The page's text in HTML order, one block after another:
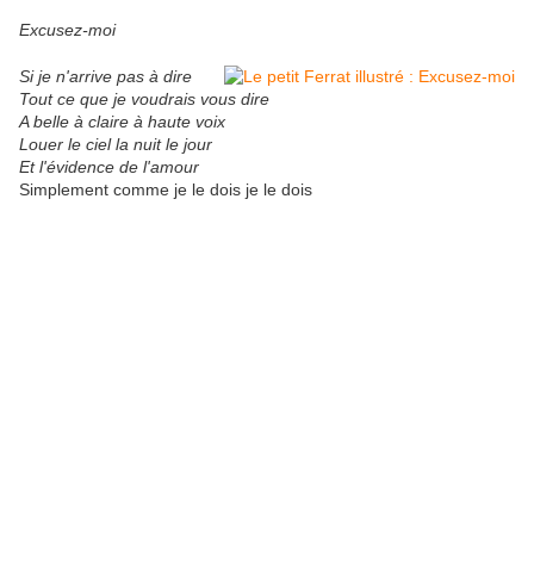
Excusez-moi
Si je n'arrive pas à dire
Tout ce que je voudrais vous dire
A belle à claire à haute voix
Louer le ciel la nuit le jour
Et l'évidence de l'amour
Simplement comme je le dois je le dois